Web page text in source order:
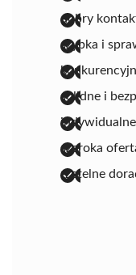
dobry
szybka i
solidne i
szeroka
rzetelne